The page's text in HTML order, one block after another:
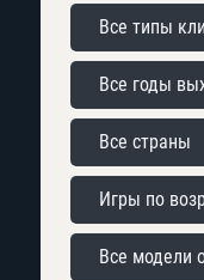
Все типы
Все годы
Все страны
Игры по
Все модели